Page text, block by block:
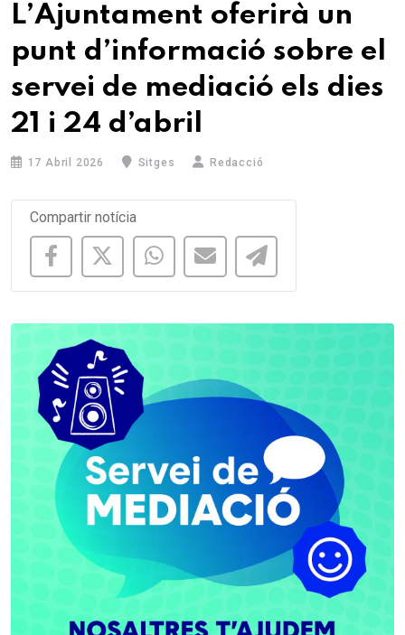
L’Ajuntament oferirà un
punt d’informació sobre el
servei de mediació els dies
21 i 24 d’abril
17 Abril 2026 Sitges Redacció
Compartir notícia